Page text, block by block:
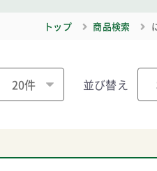
トップ 商品検索
並び替え